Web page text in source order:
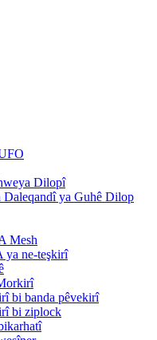
Dilopî
Daleqandî ya Guhê Dilop
Mesh
ya ne-teşkirî
bi banda pêvekirî
bi ziplock